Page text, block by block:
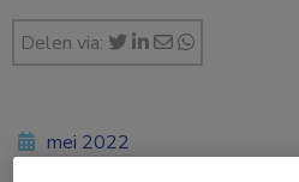
Delen via:
mei 2022